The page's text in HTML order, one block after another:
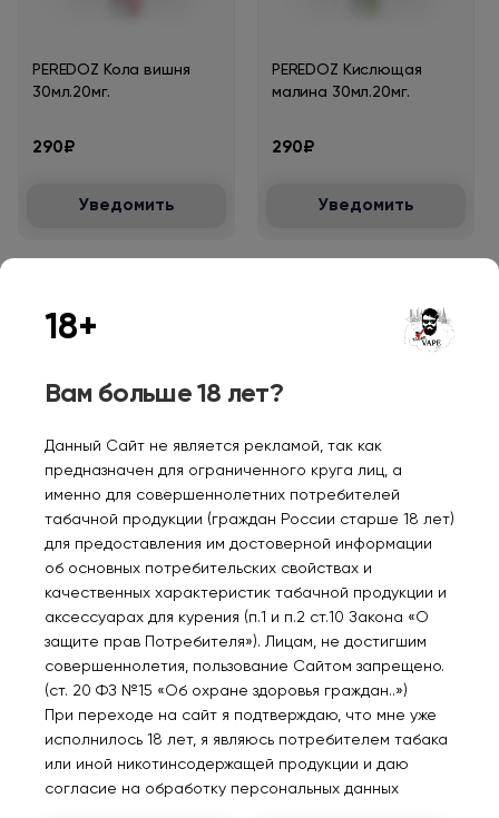
PEREDOZ Кола вишня
30мл.20мг.
290₽
Уведомить
PEREDOZ Кислющая
малина 30мл.20мг.
290₽
Уведомить
Нет в наличии
бомба 30мл.20мг.
290₽
Уведомить
Нет в наличии
уничтожение 30мл.20мг.
290₽
Уведомить
Нет в наличии
PEREDOZ Банановый
коктейль 30мл.20мг.
Нет в наличии
PEREDOZ Ананас кокос
30мл.20мг.
18+
Вам больше 18 лет?
Данный Сайт не является рекламой, так как
предназначен для ограниченного круга лиц, а
именно для совершеннолетних потребителей
табачной продукции (граждан России старше 18 лет)
для предоставления им достоверной информации
об основных потребительских свойствах и
качественных характеристик табачной продукции и
аксессуарах для курения (п.1 и п.2 ст.10 Закона «О
защите прав Потребителя»). Лицам, не достигшим
совершеннолетия, пользование Сайтом запрещено.
(ст. 20 ФЗ №15 «Об охране здоровья граждан..»)
При переходе на сайт я подтверждаю, что мне уже
исполнилось 18 лет, я являюсь потребителем табака
или иной никотинсодержащей продукции и даю
согласие на обработку персональных данных